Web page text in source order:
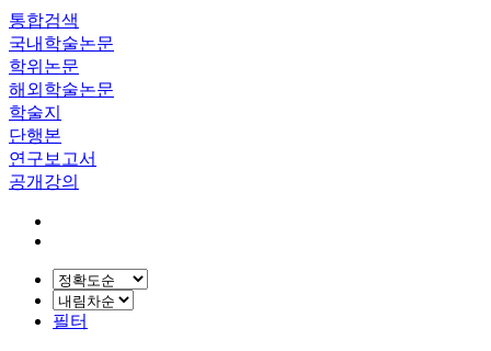
통합검색
국내학술논문
학위논문
해외학술논문
학술지
단행본
연구보고서
공개강의
필터